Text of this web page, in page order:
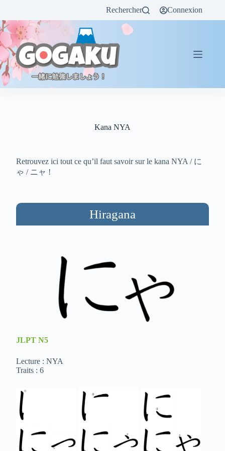
Rechercher Connexion
Kana NYA
Retrouvez ici tout ce qu’il faut savoir sur le kana NYA / に
ゃ / ニャ !
Hiragana
JLPT N5
Lecture : NYA
Traits : 6